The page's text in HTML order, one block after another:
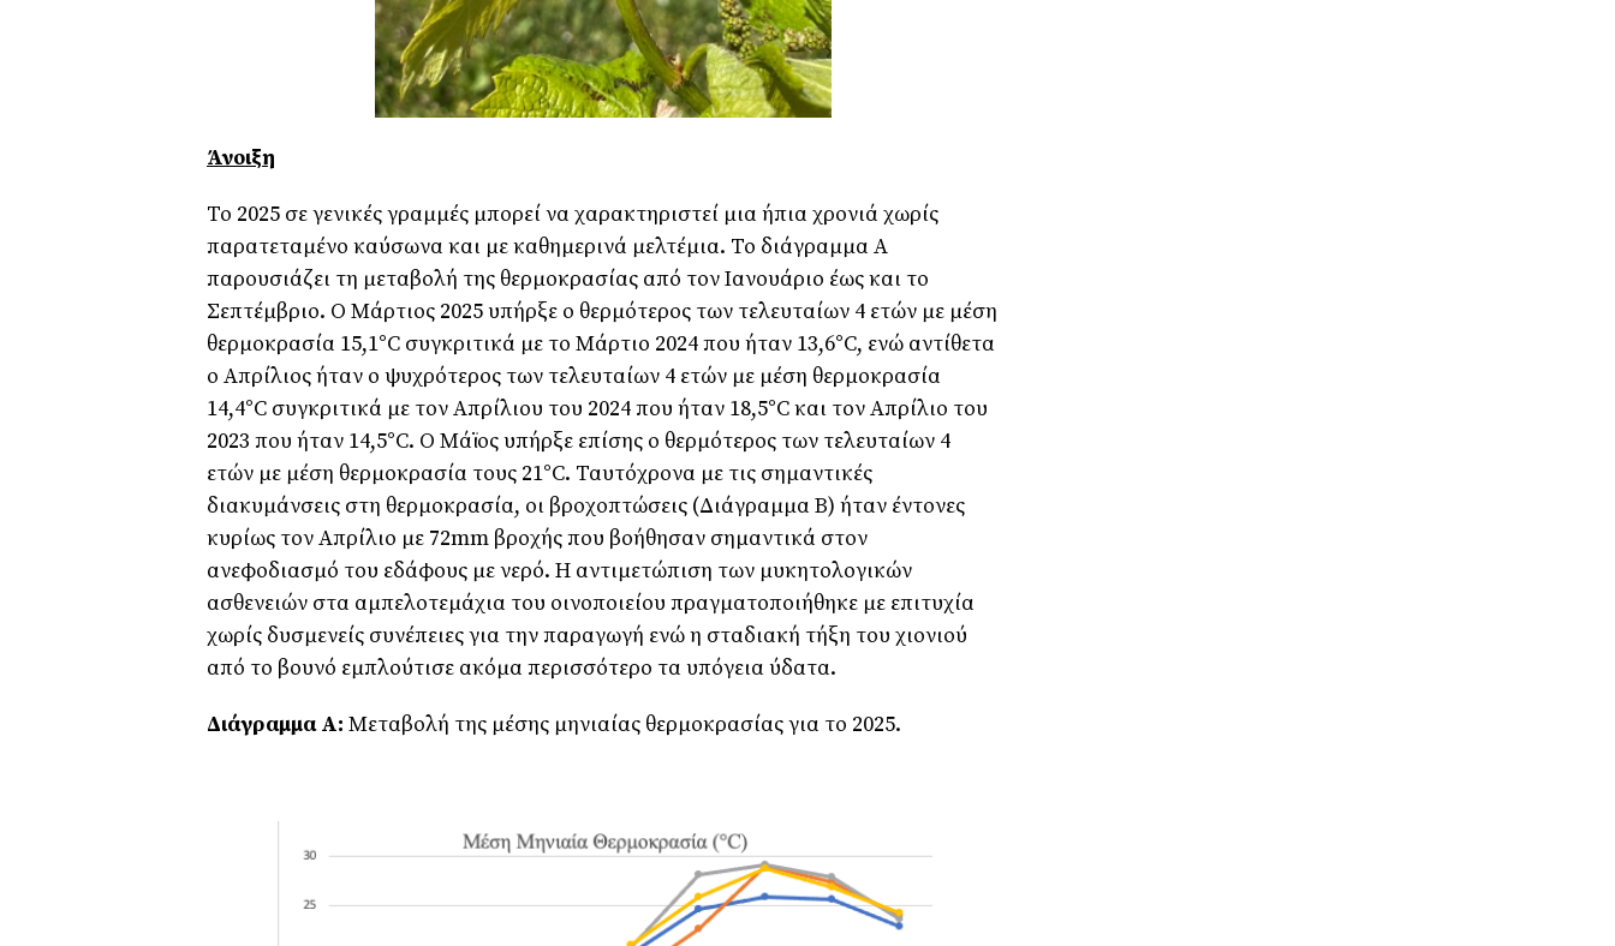
Άνοιξη
Το 2025 σε γενικές γραμμές μπορεί να χαρακτηριστεί μια ήπια χρονιά χωρίς
παρατεταμένο καύσωνα και με καθημερινά μελτέμια. Το διάγραμμα Α
παρουσιάζει τη μεταβολή της θερμοκρασίας από τον Ιανουάριο έως και το
Σεπτέμβριο. Ο Μάρτιος 2025 υπήρξε ο θερμότερος των τελευταίων 4 ετών με μέση
θερμοκρασία 15,1°C συγκριτικά με το Μάρτιο 2024 που ήταν 13,6°C, ενώ αντίθετα
ο Απρίλιος ήταν ο ψυχρότερος των τελευταίων 4 ετών με μέση θερμοκρασία
14,4°C συγκριτικά με τον Απρίλιου του 2024 που ήταν 18,5°C και τον Απρίλιο του
2023 που ήταν 14,5°C. Ο Μάϊος υπήρξε επίσης ο θερμότερος των τελευταίων 4
ετών με μέση θερμοκρασία τους 21°C. Ταυτόχρονα με τις σημαντικές
διακυμάνσεις στη θερμοκρασία, οι βροχοπτώσεις (Διάγραμμα Β) ήταν έντονες
κυρίως τον Απρίλιο με 72mm βροχής που βοήθησαν σημαντικά στον
ανεφοδιασμό του εδάφους με νερό. Η αντιμετώπιση των μυκητολογικών
ασθενειών στα αμπελοτεμάχια του οινοποιείου πραγματοποιήθηκε με επιτυχία
χωρίς δυσμενείς συνέπειες για την παραγωγή ενώ η σταδιακή τήξη του χιονιού
από το βουνό εμπλούτισε ακόμα περισσότερο τα υπόγεια ύδατα.
Διάγραμμα Α: Μεταβολή της μέσης μηνιαίας θερμοκρασίας για το 2025.